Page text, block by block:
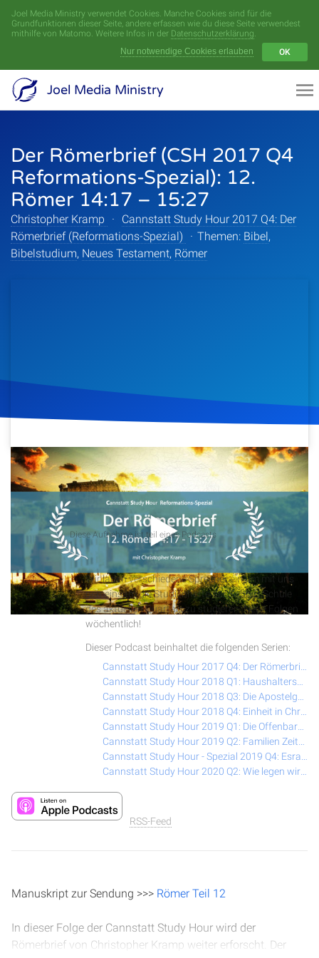
Joel Media Ministry verwendet Cookies. Manche Cookies sind für die
Grundfunktionen dieser Seite, andere erfassen wie du diese Seite verwendest
mithilfe von Matomo. Weitere Infos in der Datenschutzerklärung.
Nur notwendige Cookies erlauben
OK
Joel Media Ministry
Der Römerbrief (CSH 2017 Q4
Reformations-Spezial): 12.
Römer 14:17 – 15:27
Christopher Kramp ·
Cannstatt Study Hour 2017 Q4: Der
Römerbrief (Reformations-Spezial)
· Themen: Bibel,
Bibelstudium, Neues Testament, Römer
21. Dezember 2017 1.212Klicks Download
Podcast Diese Aufnahme ist teil eines Podcasts
Cannstatt Study Hour
Wir laden verschiedene Sprecher ein um mit uns
gemeinsam die Studienhefte der Sabbat Schule
des aktuellen Quartals zu studieren. Neue Folgen
wöchentlich!
Dieser Podcast beinhaltet die folgenden Serien:
RSS-Feed
Manuskript zur Sendung >>> Römer Teil 12
In dieser Folge der Cannstatt Study Hour wird der
Römerbrief von Christopher Kramp weiter erforscht. Der
Menü
Videoarchiv
Serien
Sprecher
Themen
Über Uns
Kontakt
Spenden